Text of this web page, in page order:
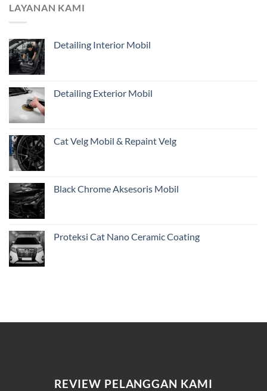
Pemilik
dari
Pentingnya
dari
LAYANAN KAMI
Detailing Interior Mobil
Detailing Exterior Mobil
Cat Velg Mobil & Repaint Velg
Black Chrome Aksesoris Mobil
Proteksi Cat Nano Ceramic Coating
REVIEW PELANGGAN KAMI